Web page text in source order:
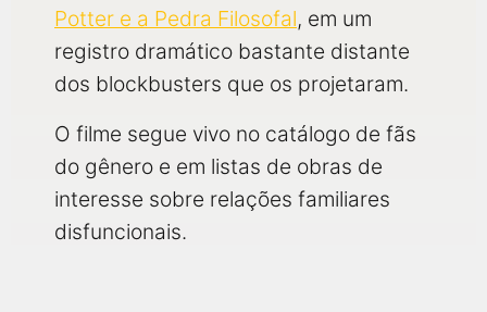
Potter e a Pedra Filosofal, em um
registro dramático bastante distante
dos blockbusters que os projetaram.
O filme segue vivo no catálogo de fãs
do gênero e em listas de obras de
interesse sobre relações familiares
disfuncionais.